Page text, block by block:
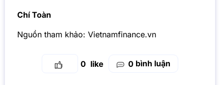
Chí Toàn
Nguồn tham khảo: Vietnamfinance.vn
0 0 bình luận